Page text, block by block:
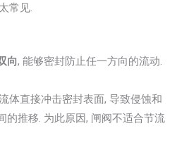
常见.
向, 能够密封防止任一方向的流动.
体直接冲击密封表面, 导致侵蚀和
的推移. 为此原因, 闸阀不适合节流